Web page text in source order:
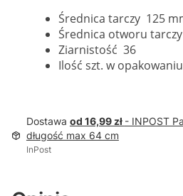
Średnica tarczy 125
Średnica otworu
Ziarnistość 36
Ilość szt. w
Dostawa od 16,99 zł - INPOST
długość max 64 cm
InPost